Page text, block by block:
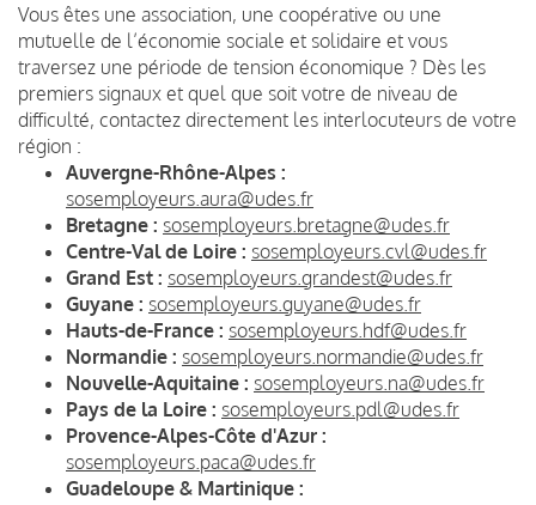
Vous êtes une association, une coopérative ou une
mutuelle de l’économie sociale et solidaire et vous
traversez une période de tension économique ? Dès les
premiers signaux et quel que soit votre de niveau de
difficulté, contactez directement les interlocuteurs de votre
région :
Auvergne-Rhône-Alpes :
sosemployeurs.aura@udes.fr
Bretagne : sosemployeurs.bretagne@udes.fr
Centre-Val de Loire : sosemployeurs.cvl@udes.fr
Grand Est : sosemployeurs.grandest@udes.fr
Guyane : sosemployeurs.guyane@udes.fr
Hauts-de-France : sosemployeurs.hdf@udes.fr
Normandie : sosemployeurs.normandie@udes.fr
Nouvelle-Aquitaine : sosemployeurs.na@udes.fr
Pays de la Loire : sosemployeurs.pdl@udes.fr
Provence-Alpes-Côte d'Azur :
sosemployeurs.paca@udes.fr
Guadeloupe & Martinique :